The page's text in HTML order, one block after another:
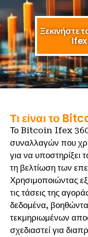
Ξεκινήστε
Τι είναι το
Το Bitcoin Ifex 360
συναλλαγών που
για να υποστηρίξει
τη βελτίωση των
Χρησιμοποιώντας
τις τάσεις της
δεδομένα,
τεκμηριωμένων
σχεδιαστεί για